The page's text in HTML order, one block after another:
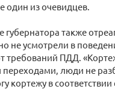
один из очевидцев.
губернатора также
не усмотрели в
требований ПДД.
люди не
кортежу в